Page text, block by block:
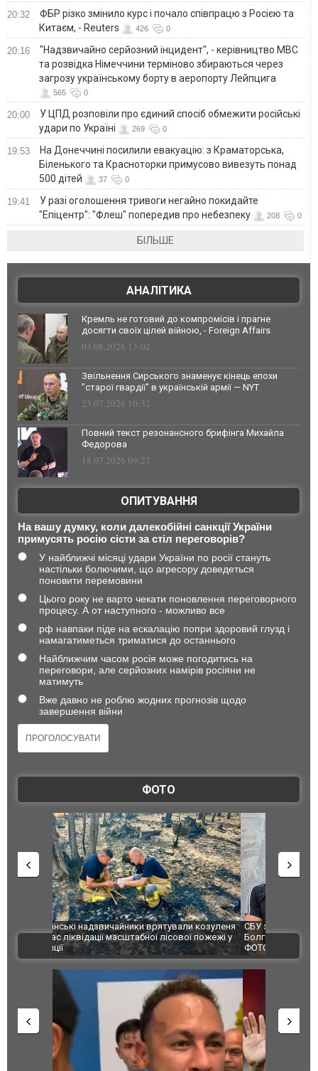
20:32
ФБР різко змінило курс і почало співпрацю з Росією та
Китаєм, - Reuters
426 0
20:16
"Надзвичайно серйозний інцидент", - керівництво МВС
та розвідка Німеччини терміново збираються через
загрозу українському борту в аеропорту Лейпцига
565 0
20:00
У ЦПД розповіли про єдиний спосіб обмежити російські
удари по Україні
269 0
19:53
На Донеччині посилили евакуацію: з Краматорська,
Біленького та Красноторки примусово вивезуть понад
500 дітей
37 0
19:41
У разі оголошення тривоги негайно покидайте
"Епіцентр": "Флеш" попередив про небезпеку
208 0
БІЛЬШЕ
АНАЛІТИКА
Кремль не готовий до компромісів і прагне
досягти своїх цілей війною, - Foreign Affairs
03.08.2026 13:02
Звільнення Сирського знаменує кінець епохи
"старої гвардії" в українській армії — NYT
23.07.2026 10:32
Повний текст резонансного брифінга Михайла
Федорова
18.07.2026 09:27
ОПИТУВАННЯ
На вашу думку, коли далекобійні санкції України
примусять росію сісти за стіл переговорів?
У найближчі місяці удари України по росії стануть
настільки болючими, що агресору доведеться
поновити перемовини
Цього року не варто чекати поновлення переговорного
процесу. А от наступного - можливо все
рф навпаки піде на ескалацію попри здоровий глузд і
намагатиметься триматися до останнього
Найближчим часом росія може погодитись на
переговори, але серйозних намірів росіяни не
матимуть
Вже давно не роблю жодних прогнозів щодо
завершення війни
ФОТО
пожежі у
СБУ за сприяння Нацполіції та правоохоронців
Болгарії затримала міжнародного наркобарона.
ФОТО
Росіяни
одна
ВІДЕО